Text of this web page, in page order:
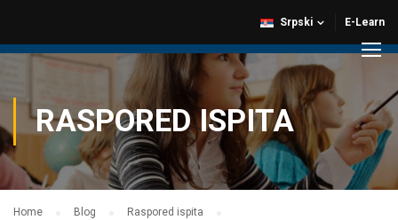
E-Learn
Srpski
RASPORED ISPITA
Home Blog
Raspored ispita